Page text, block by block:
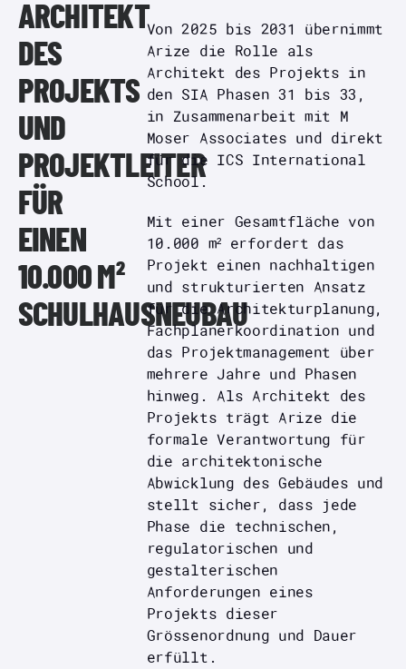
ARCHITEKT
DES
PROJEKTS
UND
PROJEKTLEITER
FÜR
EINEN
10.000 M²
SCHULHAUSNEUBAU
Von 2025 bis 2031 übernimmt
Arize die Rolle als
Architekt des Projekts in
den SIA Phasen 31 bis 33,
in Zusammenarbeit mit M
Moser Associates und direkt
für die ICS International
School.
Mit einer Gesamtfläche von
10.000 m² erfordert das
Projekt einen nachhaltigen
und strukturierten Ansatz
für die Architekturplanung,
Fachplanerkoordination und
das Projektmanagement über
mehrere Jahre und Phasen
hinweg. Als Architekt des
Projekts trägt Arize die
formale Verantwortung für
die architektonische
Abwicklung des Gebäudes und
stellt sicher, dass jede
Phase die technischen,
regulatorischen und
gestalterischen
Anforderungen eines
Projekts dieser
Grössenordnung und Dauer
erfüllt.